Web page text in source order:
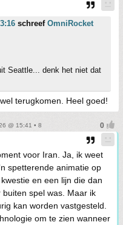
schreef OmniRocket
Seattle... denk het niet dat
terugkomen. Heel goed!
@ 15:41 • 8
voor Iran. Ja, ik weet
spetterende animatie op
en een lijn die dan
spel was. Maar ik
kan worden vastgesteld.
om te zien wanneer